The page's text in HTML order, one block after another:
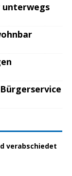
unterwegs
verabschiedet